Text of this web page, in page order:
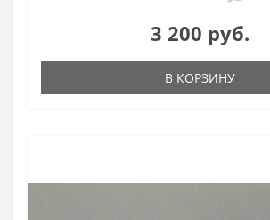
3 200 руб.
В КОРЗИНУ